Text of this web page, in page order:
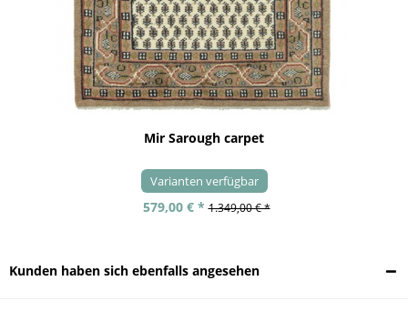
Mir Sarough carpet
Varianten verfügbar
579,00 € * 1.349,00 € *
Kunden haben sich ebenfalls angesehen